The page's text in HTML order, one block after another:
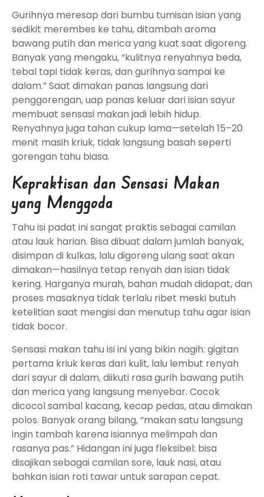
Gurihnya meresap dari bumbu tumisan isian yang
sedikit merembes ke tahu, ditambah aroma
bawang putih dan merica yang kuat saat digoreng.
Banyak yang mengaku, “kulitnya renyahnya beda,
tebal tapi tidak keras, dan gurihnya sampai ke
dalam.” Saat dimakan panas langsung dari
penggorengan, uap panas keluar dari isian sayur
membuat sensasi makan jadi lebih hidup.
Renyahnya juga tahan cukup lama—setelah 15–20
menit masih kriuk, tidak langsung basah seperti
gorengan tahu biasa.
Kepraktisan dan Sensasi Makan
yang Menggoda
Tahu isi padat ini sangat praktis sebagai camilan
atau lauk harian. Bisa dibuat dalam jumlah banyak,
disimpan di kulkas, lalu digoreng ulang saat akan
dimakan—hasilnya tetap renyah dan isian tidak
kering. Harganya murah, bahan mudah didapat, dan
proses masaknya tidak terlalu ribet meski butuh
ketelitian saat mengisi dan menutup tahu agar isian
tidak bocor.
Sensasi makan tahu isi ini yang bikin nagih: gigitan
pertama kriuk keras dari kulit, lalu lembut renyah
dari sayur di dalam, diikuti rasa gurih bawang putih
dan merica yang langsung menyebar. Cocok
dicocol sambal kacang, kecap pedas, atau dimakan
polos. Banyak orang bilang, “makan satu langsung
ingin tambah karena isiannya melimpah dan
rasanya pas.” Hidangan ini juga fleksibel: bisa
disajikan sebagai camilan sore, lauk nasi, atau
bahkan isian roti tawar untuk sarapan cepat.